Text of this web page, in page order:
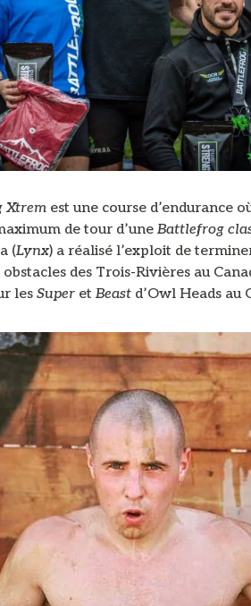
Xtrem est une course d’endurance
de tour d’une Battlefrog
(Lynx) a réalisé l’exploit de
des Trois-Rivières au
les Super et Beast d’Owl Heads au